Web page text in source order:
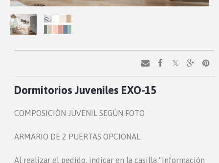
Dormitorios Juveniles EXO-15
COMPOSICIÓN JUVENIL SEGÚN FOTO
ARMARIO DE 2 PUERTAS OPCIONAL.
Al realizar el pedido, indicar en la casilla "Información